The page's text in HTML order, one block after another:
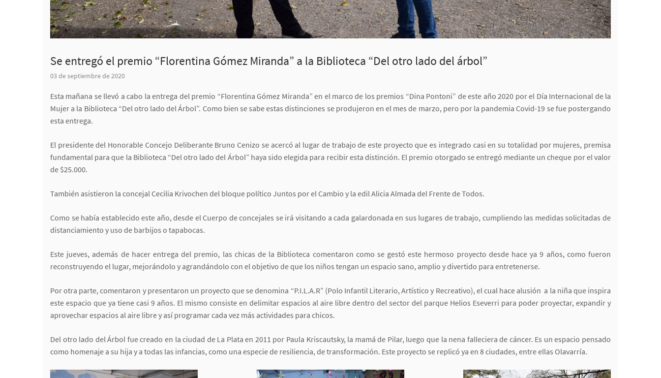
Se entregó el premio “Florentina Gómez Miranda” a la Biblioteca “Del otro lado del árbol”
03 de septiembre de 2020
Esta mañana se llevó a cabo la entrega del premio “Florentina Gómez Miranda” en el marco de los premios “Dina Pontoni” de este año 2020 por el Día Internacional de la
Mujer a la Biblioteca “Del otro lado del Árbol”. Como bien se sabe estas distinciones se produjeron en el mes de marzo, pero por la pandemia Covid-19 se fue postergando
esta entrega.
El presidente del Honorable Concejo Deliberante Bruno Cenizo se acercó al lugar de trabajo de este proyecto que es integrado casi en su totalidad por mujeres, premisa
fundamental para que la Biblioteca “Del otro lado del Árbol” haya sido elegida para recibir esta distinción. El premio otorgado se entregó mediante un cheque por el valor
de $25.000.
También asistieron la concejal Cecilia Krivochen del bloque político Juntos por el Cambio y la edil Alicia Almada del Frente de Todos.
Como se había establecido este año, desde el Cuerpo de concejales se irá visitando a cada galardonada en sus lugares de trabajo, cumpliendo las medidas solicitadas de
distanciamiento y uso de barbijos o tapabocas.
Este jueves, además de hacer entrega del premio, las chicas de la Biblioteca comentaron como se gestó este hermoso proyecto desde hace ya 9 años, como fueron
reconstruyendo el lugar, mejorándolo y agrandándolo con el objetivo de que los niños tengan un espacio sano, amplio y divertido para entretenerse.
Por otra parte, comentaron y presentaron un proyecto que se denomina “P.I.L.A.R” (Polo Infantil Literario, Artístico y Recreativo), el cual hace alusión a la niña que inspira
este espacio que ya tiene casi 9 años. El mismo consiste en delimitar espacios al aire libre dentro del sector del parque Helios Eseverri para poder proyectar, expandir y
aprovechar espacios al aire libre y así programar cada vez más actividades para chicos.
Del otro lado del Árbol fue creado en la ciudad de La Plata en 2011 por Paula Kriscautsky, la mamá de Pilar, luego que la nena falleciera de cáncer. Es un espacio pensado
como homenaje a su hija y a todas las infancias, como una especie de resiliencia, de transformación. Este proyecto se replicó ya en 8 ciudades, entre ellas Olavarría.